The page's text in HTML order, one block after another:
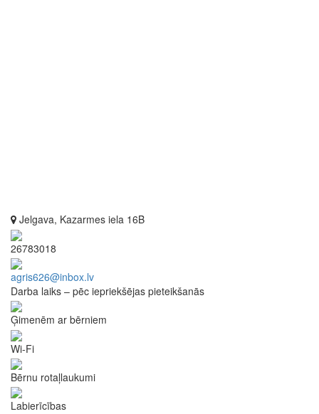
Jelgava, Kazarmes iela 16B
26783018
agris626@inbox.lv
Darba laiks – pēc iepriekšējas pieteikšanās
Ģimenēm ar bērniem
Wi-Fi
Bērnu rotaļlaukumi
Labierīcības